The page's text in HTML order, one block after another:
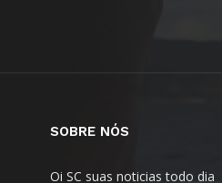
SOBRE NÓS
Oi SC suas noticias todo dia